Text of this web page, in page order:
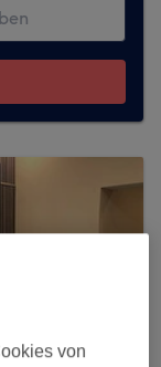
von